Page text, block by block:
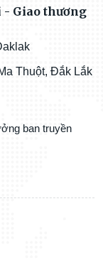
- Giao thương
Thuột, Đắk Lắk
ban truyền